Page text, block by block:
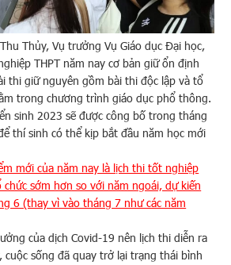
Thủy, Vụ trưởng Vụ Giáo dục Đại học,
THPT năm nay cơ bản giữ ổn định
thi giữ nguyên gồm bài thi độc lập và tổ
trong chương trình giáo dục phổ thông.
sinh 2023 sẽ được công bố trong tháng
thí sinh có thể kịp bắt đầu năm học mới
mới của năm nay là lịch thi tốt nghiệp
chức sớm hơn so với năm ngoái, dự kiến
6 (thay vì vào tháng 7 như các năm
của dịch Covid-19 nên lịch thi diễn ra
cuộc sống đã quay trở lại trạng thái bình